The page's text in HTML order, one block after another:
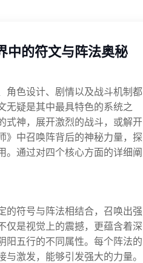
中的符文与阵法奥秘
角色设计、剧情以及战斗机制都
无疑是其中最具特色的系统之
式神，展开激烈的战斗，或解开
》中召唤阵背后的神秘力量，探
。通过对四个核心方面的详细阐
的符号与阵法相结合，召唤出强
仅是视觉上的震撼，更蕴含着深
阳五行的不同属性。每个阵法的
激发，能够引发强大的力量。